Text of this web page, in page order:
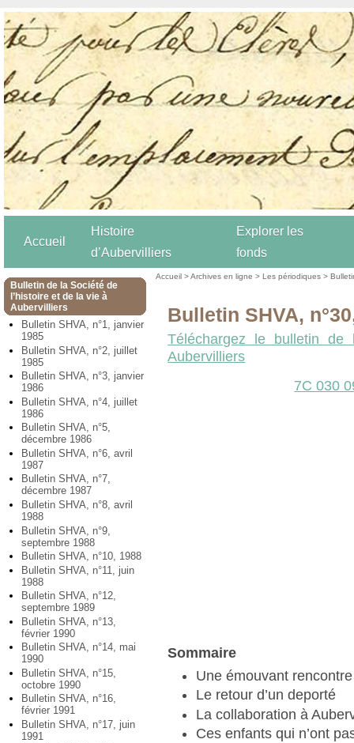
Accueil
Histoire
d’Aubervilliers
Explorer les
fonds
Bulletin de la Société de
l’histoire et de la vie à
Aubervilliers
Bulletin SHVA, n°1, janvier
1985
Bulletin SHVA, n°2, juillet
1985
Bulletin SHVA, n°3, janvier
1986
Bulletin SHVA, n°4, juillet
1986
Bulletin SHVA, n°5,
décembre 1986
Bulletin SHVA, n°6, avril
1987
Bulletin SHVA, n°7,
décembre 1987
Bulletin SHVA, n°8, avril
1988
Bulletin SHVA, n°9,
septembre 1988
Bulletin SHVA, n°10, 1988
Bulletin SHVA, n°11, juin
1988
Bulletin SHVA, n°12,
septembre 1989
Bulletin SHVA, n°13,
février 1990
Bulletin SHVA, n°14, mai
1990
Bulletin SHVA, n°15,
octobre 1990
Bulletin SHVA, n°16,
février 1991
Bulletin SHVA, n°17, juin
1991
Accueil >Archives en ligne >Les périodiques >
Bulletin SHVA,
Téléchargez le bulletin
Aubervilliers
7C 030
Sommaire
Une émouvant rencontre
Le retour d’un deporté
La collaboration à
Ces enfants qui n’ont